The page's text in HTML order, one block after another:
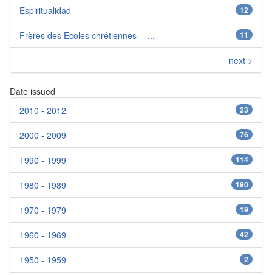
12
Espiritualidad
11
Frères des Ecoles chrétiennes -- ...
next >
Date issued
23
2010 - 2012
76
2000 - 2009
114
1990 - 1999
190
1980 - 1989
19
1970 - 1979
42
1960 - 1969
2
1950 - 1959